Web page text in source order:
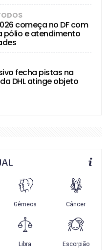
começa no DF com
pólio e atendimento
fecha pistas na
DHL atinge objeto